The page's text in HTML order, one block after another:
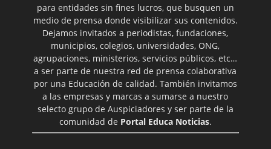
para entidades sin fines lucros, que busquen un
medio de prensa donde visibilizar sus contenidos.
Dejamos invitados a periodistas, fundaciones,
municipios, colegios, universidades, ONG,
agrupaciones, ministerios, servicios públicos, etc…
a ser parte de nuestra red de prensa colaborativa
por una Educación de calidad. También invitamos
a las empresas y marcas a sumarse a nuestro
selecto grupo de Auspiciadores y ser parte de la
comunidad de Portal Educa Noticias.